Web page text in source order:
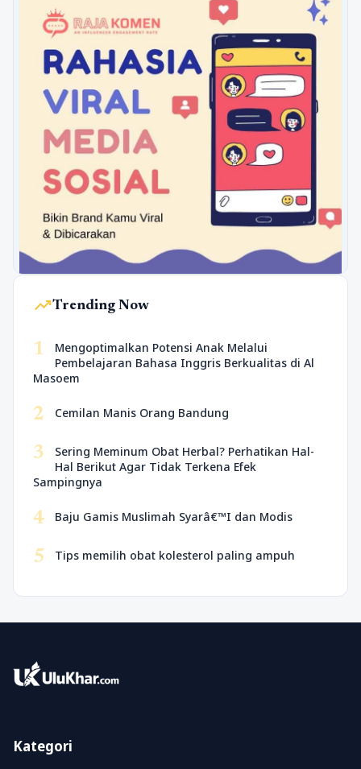
trending_upTrending Now
1
Mengoptimalkan Potensi Anak Melalui
Pembelajaran Bahasa Inggris Berkualitas di Al
Masoem
2 Cemilan Manis Orang Bandung
3
Sering Meminum Obat Herbal? Perhatikan Hal-
Hal Berikut Agar Tidak Terkena Efek
Sampingnya
4 Baju Gamis Muslimah Syarâ€™I dan Modis
5 Tips memilih obat kolesterol paling ampuh
Kategori